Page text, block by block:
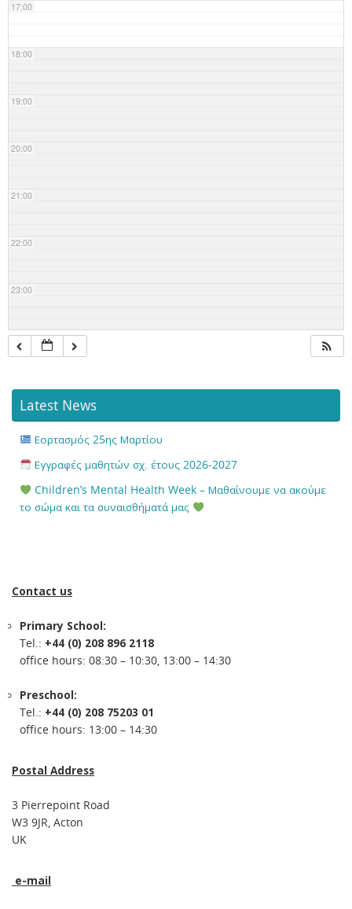
17:00
18:00
19:00
20:00
21:00
22:00
23:00
Latest News
Εορτασμός 25ης Μαρτίου
Εγγραφές μαθητών σχ. έτους 2026-2027
Children’s Mental Health Week – Μαθαίνουμε να ακούμε
το σώμα και τα συναισθήματά μας
Contact us
Primary School:
Tel.: +44 (0) 208 896 2118
office hours: 08:30 – 10:30, 13:00 – 14:30
Preschool:
Tel.: +44 (0) 208 75203 01
office hours: 13:00 – 14:30
Postal Address
3 Pierrepoint Road
W3 9JR, Acton
UK
e-mail